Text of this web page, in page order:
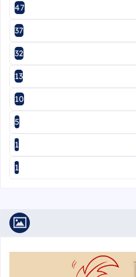
47
37
32
13
10
5
1
1